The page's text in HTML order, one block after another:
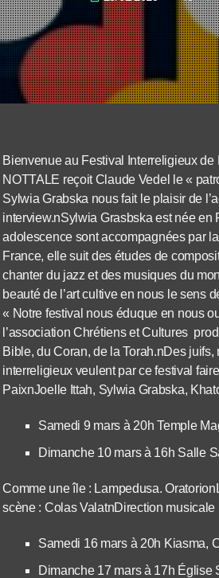
Bienvenue au Festival Interreligieux
NOTTALE reçoit Claude Vedel le «
Sylwia Grabska nous fait le plaisir de
interview.nSylwia Grasbska est née
adolescence sont accompagnées par
France, elle suit des études de
chanter du jazz et des musiques du
beauté de l’art cultive en nous le sens
« Notre festival nous éduque en nous
l’association Chrétiens et Cultures
Bible, du Coran, de la Torah.nDes
interreligieux veulent par ce festival
PaixnJoelle Ittah, Sylwia Grabska,
Samedi 9 mars à 20h Temple
Dimanche 10 mars à 16h Salle
Comme une île : Lampedusa.
scène : Colas ValatnDirection
Samedi 16 mars à 20h Kiasma,
Dimanche 17 mars à 17h Église